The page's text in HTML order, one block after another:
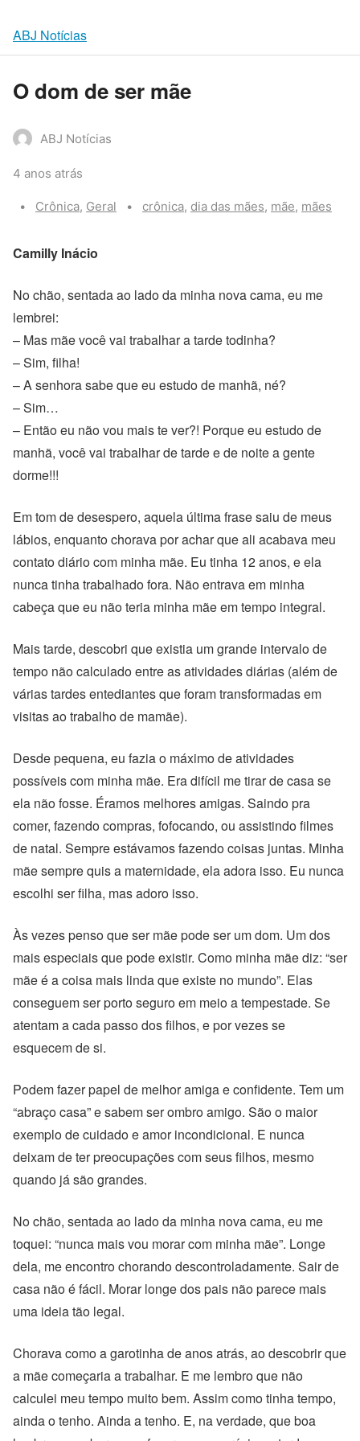
ABJ Notícias
O dom de ser mãe
ABJ Notícias
4 anos atrás
Categories:
Crônica, Geral Tags:
crônica, dia das mães, mãe, mães
Camilly Inácio
No chão, sentada ao lado da minha nova cama, eu me
lembrei:
– Mas mãe você vai trabalhar a tarde todinha?
– Sim, filha!
– A senhora sabe que eu estudo de manhã, né?
– Sim…
– Então eu não vou mais te ver?! Porque eu estudo de
manhã, você vai trabalhar de tarde e de noite a gente
dorme!!!
Em tom de desespero, aquela última frase saiu de meus
lábios, enquanto chorava por achar que ali acabava meu
contato diário com minha mãe. Eu tinha 12 anos, e ela
nunca tinha trabalhado fora. Não entrava em minha
cabeça que eu não teria minha mãe em tempo integral.
Mais tarde, descobri que existia um grande intervalo de
tempo não calculado entre as atividades diárias (além de
várias tardes entediantes que foram transformadas em
visitas ao trabalho de mamãe).
Desde pequena, eu fazia o máximo de atividades
possíveis com minha mãe. Era difícil me tirar de casa se
ela não fosse. Éramos melhores amigas. Saindo pra
comer, fazendo compras, fofocando, ou assistindo filmes
de natal. Sempre estávamos fazendo coisas juntas. Minha
mãe sempre quis a maternidade, ela adora isso. Eu nunca
escolhi ser filha, mas adoro isso.
Às vezes penso que ser mãe pode ser um dom. Um dos
mais especiais que pode existir. Como minha mãe diz: “ser
mãe é a coisa mais linda que existe no mundo”. Elas
conseguem ser porto seguro em meio a tempestade. Se
atentam a cada passo dos filhos, e por vezes se
esquecem de si.
Podem fazer papel de melhor amiga e confidente. Tem um
“abraço casa” e sabem ser ombro amigo. São o maior
exemplo de cuidado e amor incondicional. E nunca
deixam de ter preocupações com seus filhos, mesmo
quando já são grandes.
No chão, sentada ao lado da minha nova cama, eu me
toquei: “nunca mais vou morar com minha mãe”. Longe
dela, me encontro chorando descontroladamente. Sair de
casa não é fácil. Morar longe dos pais não parece mais
uma ideia tão legal.
Chorava como a garotinha de anos atrás, ao descobrir que
a mãe começaria a trabalhar. E me lembro que não
calculei meu tempo muito bem. Assim como tinha tempo,
ainda o tenho. Ainda a tenho. E, na verdade, que boa